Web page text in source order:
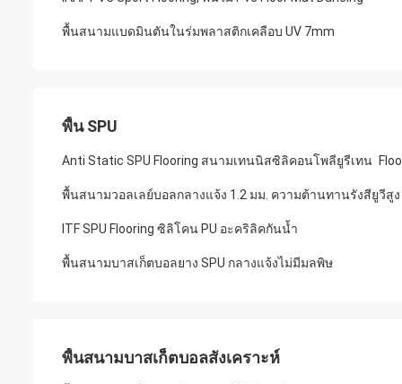
พื้นสนามแบดมินตันในร่มพลาสติกเคลือบ UV 7mm
พื้น SPU
Anti Static SPU Flooring สนามเทนนิสซิลิคอนโพลียูรีเทน
พื้นสนามวอลเลย์บอลกลางแจ้ง 1.2 มม. ความต้านทานรังสียูวีสูง
ITF SPU Flooring ซิลิโคน PU อะคริลิคกันน้ำ
พื้นสนามบาสเก็ตบอลยาง SPU กลางแจ้งไม่มีมลพิษ
พื้นสนามบาสเก็ตบอลสังเคราะห์